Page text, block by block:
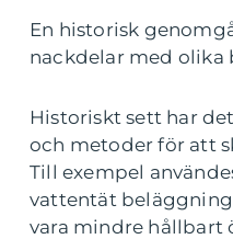
En historisk
nackdelar med olika
Historiskt sett har
och metoder för att
Till exempel
vattentät
vara mindre hållbart